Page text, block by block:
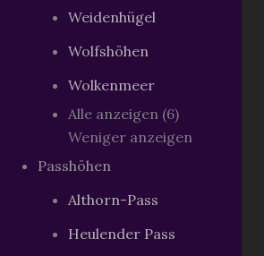
Weidenhügel
Wolfshöhen
Wolkenmeer
Alle anzeigen (6)
Weniger anzeigen
Passhöhen
Althorn-Pass
Heulender Pass